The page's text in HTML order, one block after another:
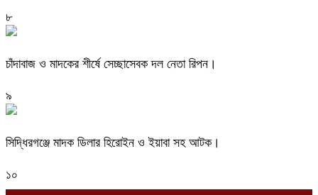
৮
চাঁদাবাজ ও মাদকের শীর্ষে সেচ্ছাসেবক দল নেতা রিপন।
৯
সিদ্ধিরগঞ্জে মাদক ডিলার হিরোইন ও ইয়াবা সহ আটক।
১০